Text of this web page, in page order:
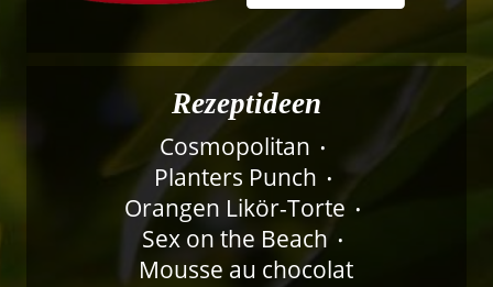
Rezeptideen
Cosmopolitan
Planters Punch
Orangen Likör-Torte
Sex on the Beach
Mousse au chocolat